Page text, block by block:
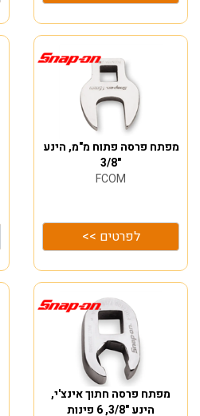
מפתח פרסה פתוח מ"מ, הינע
"3/8
FCOM
לפרטים >>
מפתח פרסה חתוך אינצ'י,
הינע "3/8, 6 פינות